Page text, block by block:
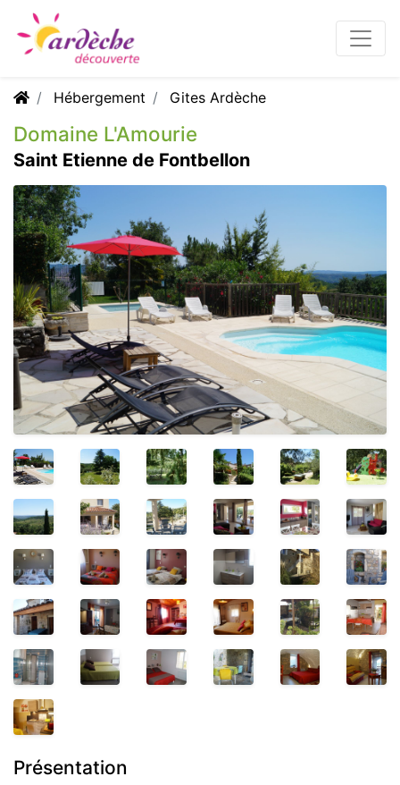
Hébergement Gites Ardèche
Domaine L'Amourie
Saint Etienne de Fontbellon
Présentation